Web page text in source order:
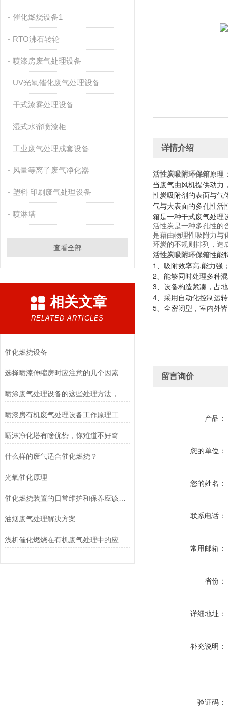
催化燃烧设备1
RTO沸石转轮
喷漆房废气处理设备
UV光氧催化废气处理设备
干式漆雾处理设备
湿式水帘喷漆柜
工业废气处理成套设备
风量等离子废气净化器
塑料 印刷废气处理设备
喷淋塔
查看全部
相关文章
RELATED ARTICLES
催化燃烧设备
选择喷漆伸缩房时应注意的几个因素
喷淋净化塔有啥优势，你难道不好奇吗？
什么样的废气适合催化燃烧？
光氧催化原理
催化燃烧装置的日常维护和保养应该这样做
油烟废气处理解决方案
详情介绍
活性炭吸附环保箱原理
当废气由风机提供动力
性炭吸附剂的表面与气
气与大表面的多孔性活
箱是一种干式废气处理
活性炭是一种多孔性的
是藉由物理性吸附力与
环炭的不规则排列，造
活性炭吸附环保箱性能
1、吸附效率高,能力强
2、能够同时处理多种
3、设备构造紧凑，占
4、采用自动化控制运
5、全密闭型，室内外
留言询价
产品：
您的单位：
您的姓名：
联系电话：
常用邮箱：
省份：
详细地址：
补充说明：
验证码：